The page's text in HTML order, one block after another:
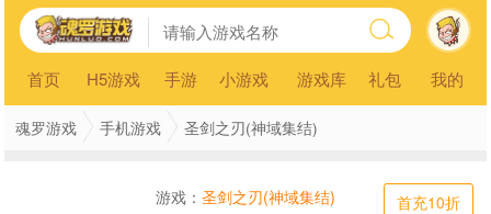
首页 H5游戏 手游 小游戏 游戏库 礼包 我的
魂罗游戏 手机游戏 圣剑之刃(神域集结)
游戏： 圣剑之刃(神域集结)
首充10折